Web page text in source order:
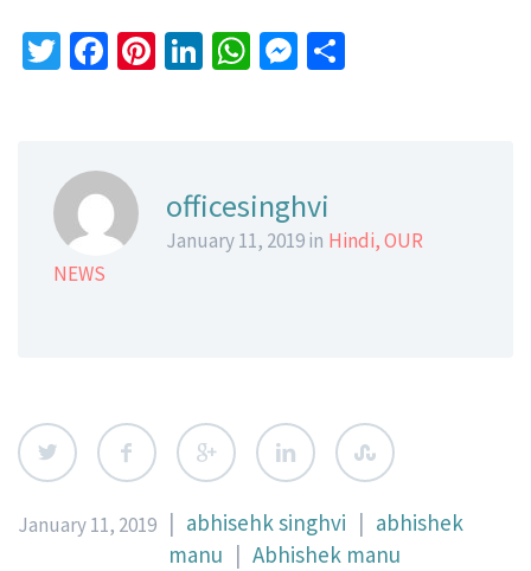
Twitter
Facebook
Pinterest
LinkedIn
WhatsApp
Messenger
officesinghvi
January 11, 2019 in Hindi,OUR
NEWS
January 11, 2019 | abhisehk singhvi | abhishek
manu | Abhishek manu